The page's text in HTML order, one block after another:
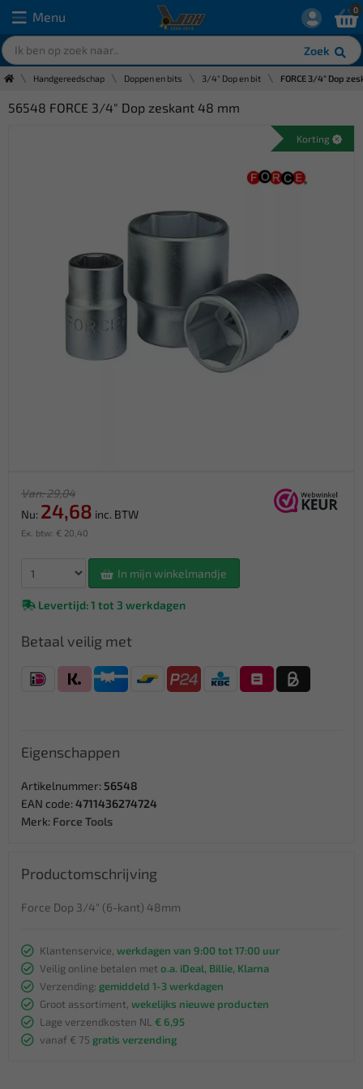
Menu
Zoek
0
Handgereedschap Doppen en bits 3/4" Dop en bit FORCE 3/4" Dop
56548 FORCE 3/4" Dop zeskant 48 mm
Korting
Van: 29,04
Nu: 24,68 inc. BTW
Ex. btw: € 20,40
In mijn winkelmandje
Levertijd: 1 tot 3 werkdagen
Betaal veilig met
Eigenschappen
Artikelnummer: 56548
EAN code: 4711436274724
Merk: Force Tools
Productomschrijving
Force Dop 3/4" (6-kant) 48mm
Klantenservice, werkdagen van 9:00 tot 17:00 uur
Veilig online betalen met o.a. iDeal, Billie, Klarna
Verzending: gemiddeld 1-3 werkdagen
Groot assortiment, wekelijks nieuwe producten
Lage verzendkosten NL € 6,95
vanaf € 75 gratis verzending